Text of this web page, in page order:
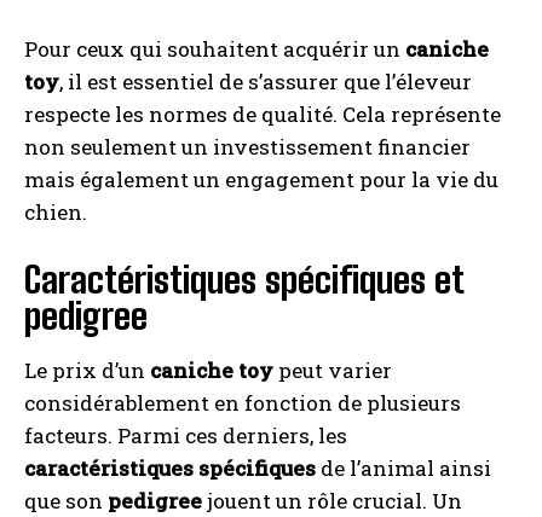
Pour ceux qui souhaitent acquérir un caniche
toy, il est essentiel de s’assurer que l’éleveur
respecte les normes de qualité. Cela représente
non seulement un investissement financier
mais également un engagement pour la vie du
chien.
Caractéristiques spécifiques et
pedigree
Le prix d’un caniche toy peut varier
considérablement en fonction de plusieurs
facteurs. Parmi ces derniers, les
caractéristiques spécifiques de l’animal ainsi
que son pedigreejouent un rôle crucial. Un